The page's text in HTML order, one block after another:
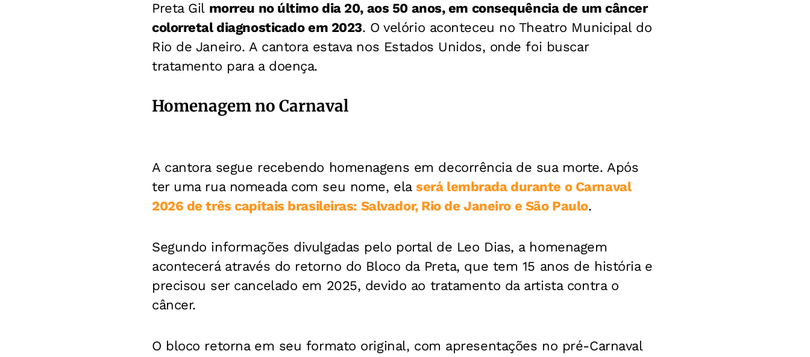
Preta Gil morreu no último dia 20, aos 50 anos, em consequência de um câncer
colorretal diagnosticado em 2023. O velório aconteceu no Theatro Municipal do
Rio de Janeiro. A cantora estava nos Estados Unidos, onde foi buscar
tratamento para a doença.
Homenagem no Carnaval
A cantora segue recebendo homenagens em decorrência de sua morte. Após
ter uma rua nomeada com seu nome, elaserá lembrada durante o Carnaval
2026 de três capitais brasileiras: Salvador, Rio de Janeiro e São Paulo.
Segundo informações divulgadas pelo portal de Leo Dias, a homenagem
acontecerá através do retorno do Bloco da Preta, que tem 15 anos de história e
precisou ser cancelado em 2025, devido ao tratamento da artista contra o
câncer.
O bloco retorna em seu formato original, com apresentações no pré-Carnaval